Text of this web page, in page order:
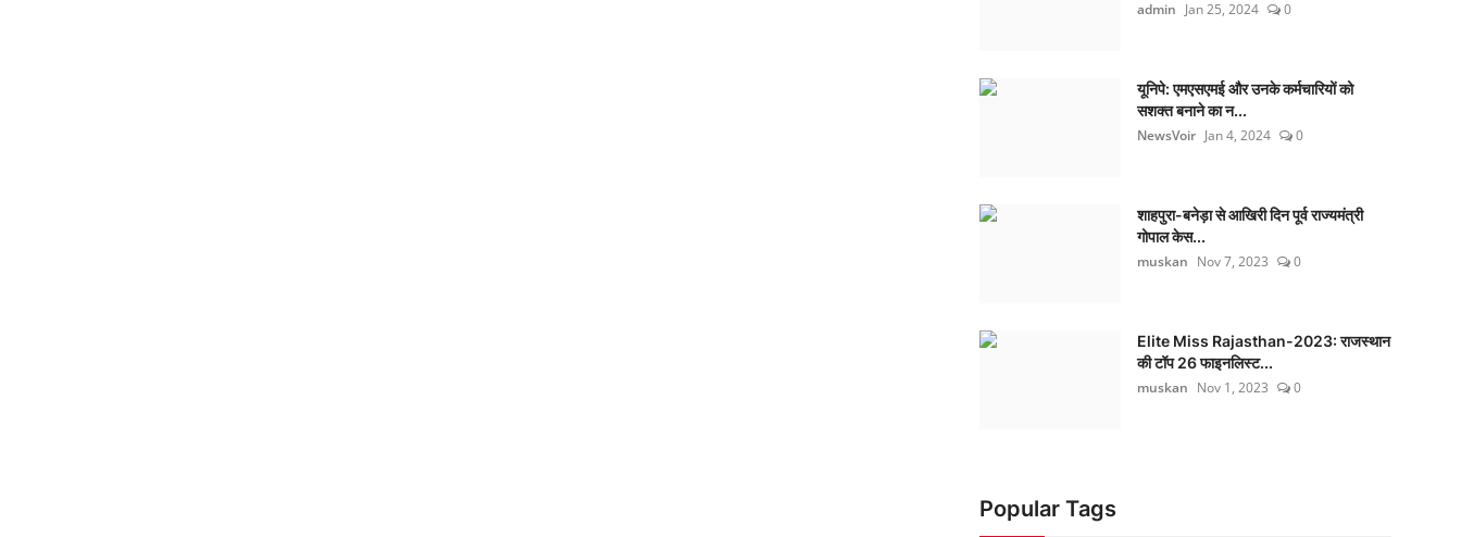
admin Jan 25, 2024 0
यूनिपे: एमएसएमई और उनके कर्मचारियों को
सशक्त बनाने का न...
NewsVoir Jan 4, 2024 0
शाहपुरा-बनेड़ा से आखिरी दिन पूर्व राज्यमंत्री
गोपाल केस...
muskan Nov 7, 2023 0
Elite Miss Rajasthan-2023: राजस्थान
की टॉप 26 फाइनलिस्ट...
muskan Nov 1, 2023 0
Popular Tags